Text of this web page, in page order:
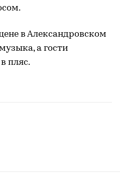
в Александровском
а гости
пляс.